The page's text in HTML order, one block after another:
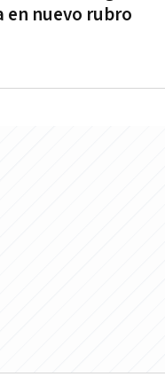
en nuevo rubro